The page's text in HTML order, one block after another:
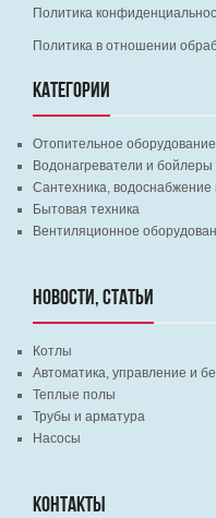
Политика
Политика в отношении
КАТЕГОРИИ
Отопительное оборудование
Водонагреватели и бойлеры
Сантехника, водоснабжение
Бытовая техника
Вентиляционное
НОВОСТИ, СТАТЬИ
Котлы
Автоматика, управление и
Теплые полы
Трубы и арматура
Насосы
КОНТАКТЫ